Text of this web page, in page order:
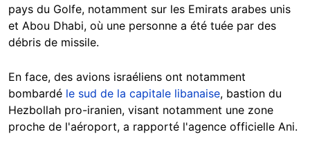
pays du Golfe, notamment sur les Emirats arabes unis
et Abou Dhabi, où une personne a été tuée par des
débris de missile.
En face, des avions israéliens ont notamment
bombardé le sud de la capitale libanaise, bastion du
Hezbollah pro-iranien, visant notamment une zone
proche de l'aéroport, a rapporté l'agence officielle Ani.